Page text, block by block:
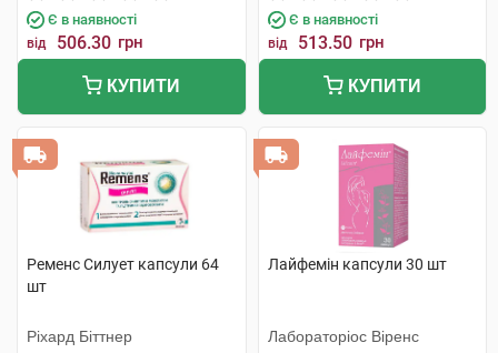
Є в наявності
від 506.30 грн
КУПИТИ
Є в наявності
від 513.50 грн
КУПИТИ
Ременс Силует капсули 64
шт
Ріхард Біттнер
Лайфемін капсули 30 шт
Лабораторіос Віренс